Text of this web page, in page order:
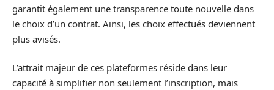
garantit également une transparence toute nouvelle dans
le choix d’un contrat. Ainsi, les choix effectués deviennent
plus avisés.
L’attrait majeur de ces plateformes réside dans leur
capacité à simplifier non seulement l’inscription, mais